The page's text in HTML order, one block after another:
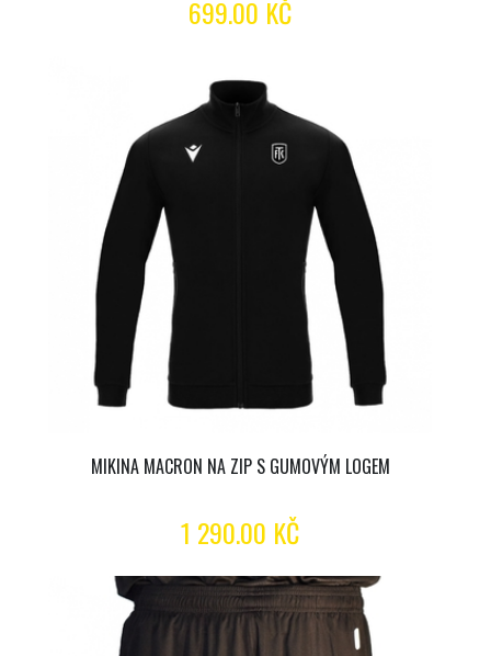
699.00 KČ
MIKINA MACRON NA ZIP S GUMOVÝM LOGEM
1 290.00 KČ